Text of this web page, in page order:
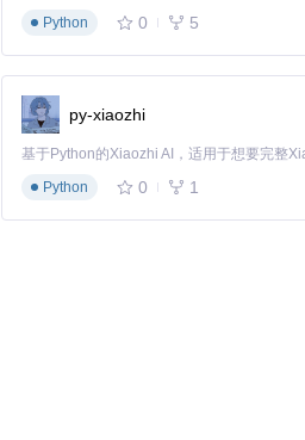
包信息。
设为Warning以减少日志量。
Python
0 5
py-xiaozhi
Python
0 1